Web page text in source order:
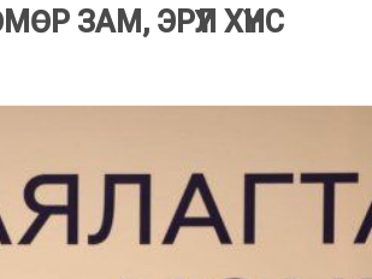
ЗАМ, ЭРҮҮЛ ХҮНС